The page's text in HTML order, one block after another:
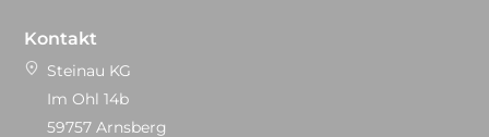
Kontakt
Steinau KG
Im Ohl 14b
59757 Arnsberg